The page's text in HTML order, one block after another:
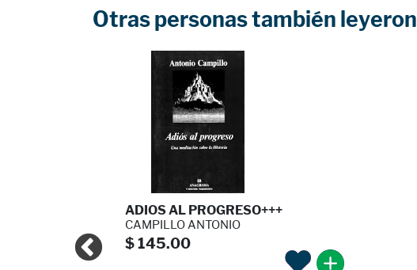
Otras personas también leyeron
ADIOS AL PROGRESO+++
CAMPILLO ANTONIO
$ 145.00